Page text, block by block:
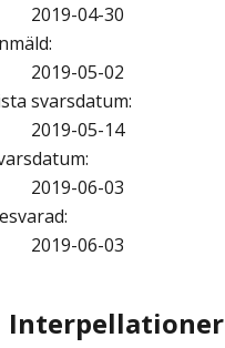
2019-04-30
:
2019-05-02
svarsdatum:
2019-05-14
:
2019-06-03
:
2019-06-03
Interpellationer